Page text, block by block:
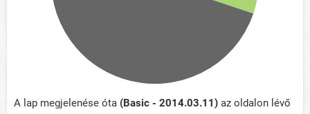
A lap megjelenése óta (Basic - 2014.03.11) az oldalon lévő